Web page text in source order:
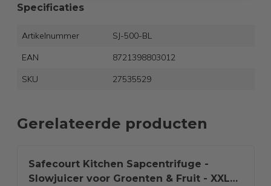
Specificaties
Artikelnummer
SJ-500-BL
EAN
8721398803012
SKU
27535529
Gerelateerde producten
Safecourt Kitchen Sapcentrifuge -
Slowjuicer voor Groenten & Fruit - XXL